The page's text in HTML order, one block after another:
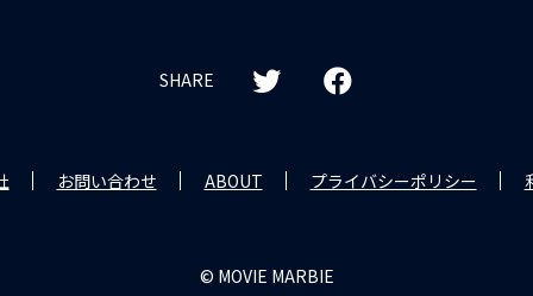
SHARE
お問い合わせ ABOUT プライバシーポリシー
© MOVIE MARBIE